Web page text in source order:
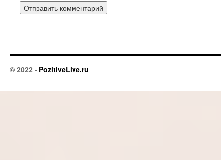
© 2022 - PozitiveLive.ru